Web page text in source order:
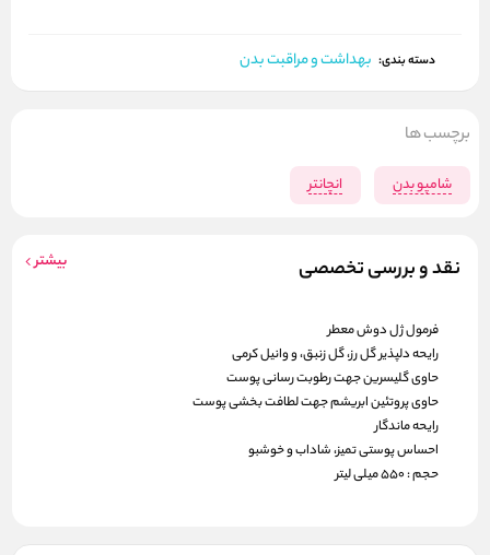
دسته بندی: بهداشت و مراقبت بدن
نقد و بررسی تخصصی بیشتر
فرمول ژل دوش معطر
رایحه دلپذیر گل رز، گل زنبق، و وانیل کرمی
حاوی گلیسرین جهت رطوبت رسانی پوست
حاوی پروتئین ابریشم جهت لطافت بخشی پوست
رایحه ماندگار
احساس پوستی تمیز، شاداب و خوشبو
حجم : 550 میلی لیتر
برچسب ها
شامپو بدن انچانتر